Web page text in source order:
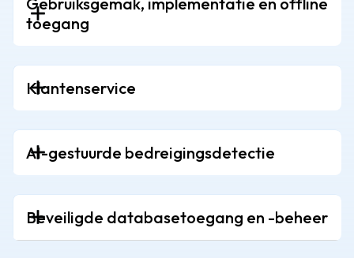
toegang
Klantenservice
AI-gestuurde bedreigingsdetectie
Beveiligde databasetoegang en -beheer